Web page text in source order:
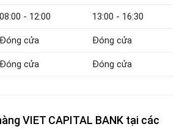
08:00 - 12:00 13:00 - 16:30
Đóng cửa Đóng cửa
Đóng cửa Đóng cửa
VIET CAPITAL BANK tại các